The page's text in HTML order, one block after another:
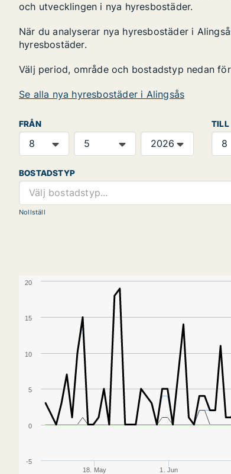
och utvecklingen i nya hyresbostäder.
När du analyserar nya hyresbostäder i
hyresbostäder.
Välj period, område och bostadstyp nedan
Se alla nya hyresbostäder i Alingsås
FRÅN TILL
BOSTADSTYP
Välj bostadstyp...
Nollställ
18. May
1. Jun
-5
0
5
10
15
20